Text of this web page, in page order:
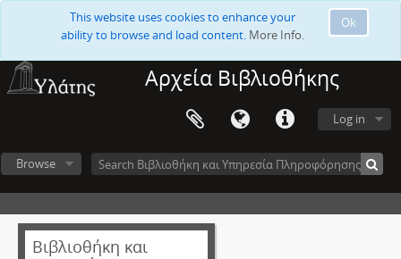
Ok
This website uses cookies to enhance your
ability to browse and load content. More Info.
Αρχεία Βιβλιοθήκης
Log in
Browse
Βιβλιοθήκη και